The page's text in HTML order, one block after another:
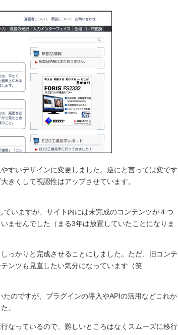
すいデザインに変更しました。逆にと言っては変です
きくして視認性はアップさせています。
いますが、サイト内には未完成のコンテンツが４つ
ませんでした（まる3年は放置していたことになりま
っかりと完成させることにしました。ただ、旧コンテ
ンツも見直したい気分になっています（笑
のですが、プラグインの導入やAPIの活用などこれか
。
なっているので、難しいところはなくスムーズに移行